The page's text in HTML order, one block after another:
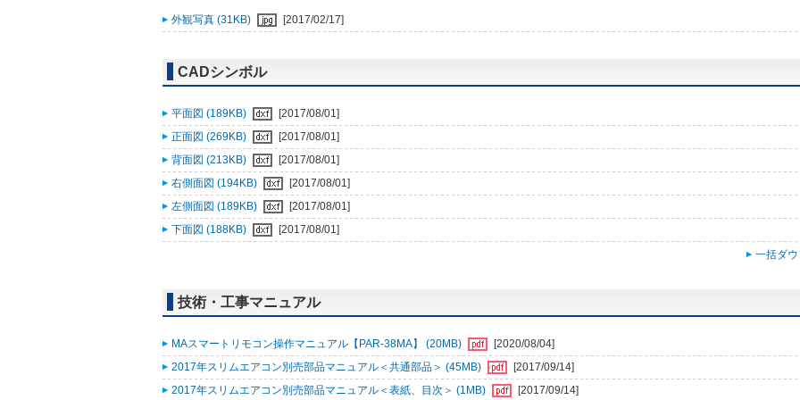
外観写真 (31KB) [2017/02/17]
CADシンボル
平面図 (189KB)
[2017/08/01]
正面図 (269KB)
[2017/08/01]
背面図 (213KB)
[2017/08/01]
右側面図 (194KB)
[2017/08/01]
左側面図 (189KB)
[2017/08/01]
下面図 (188KB)
[2017/08/01]
一括ダ
技術・工事マニュアル
MAスマートリモコン操作マニュアル【PAR-38MA】 (20MB)
[2020/08/04]
2017年スリムエアコン別売部品マニュアル＜共通部品＞ (45MB)
[2017/09/14]
2017年スリムエアコン別売部品マニュアル＜表紙、目次＞ (1MB)
[2017/09/14]